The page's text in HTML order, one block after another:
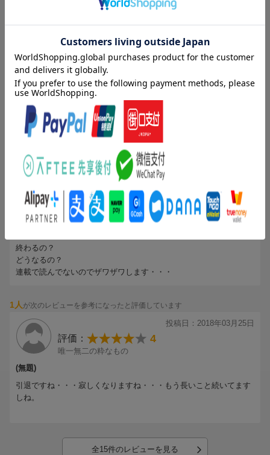
帰り道
布団の中で
投稿日：2018年03月18日
評価：
セラフィーム
悲しい大転換期になりえるのか？？？
書籍・漫画類を含めてですが、これまで優に万単位の本を所有して
きました。 そんな中、はじめの一歩は丁度学生時代、まだ内容が一
歩が日本チャンプになる前位に面白さに気がつき、コミックスを蒐
集してきた経緯が有ります。
高校位からマガジンに転向を図った時期も有りました。
ゴンザレス戦が行われる前の、いくつかの防衛戦やゲドーやウォー
リー等のアジア圏のチャンピオンに挑んでいたころは、正直迂回ル
ートも甚だしい感じで、だれている部分も散見されていましたが、
ゴンザレス戦から、、目が離せなくなり、ここ数巻は全て発売日前
後に購入することが多くなりました。
１２０巻は一歩にとって、鴨川会長にとって、無論ファンである読
者にとってかなり残酷な結末となります・・・
試合中、一歩が自分の躰の変調を独白しているシーン、鴨川会長に
読み終えたときはショックはかなり大きかったですが、現在では
と一歩に感謝とねぎらいの言葉をただただかけたいだけです(´;ω;｀)
しかしながら、１１９巻のレビューでも書かせていただいたのです
が、幾らウォーリー戦においてミゲールからの警告伏線からの流れ
は個人的には納得できるのですが、如何せんこのまま引退してしま
理由としては、勝ち負けは別として、会長に二人の努力の結晶であ
った 新型デンプシーロールを見せてない・リカルド・マルチネスは
出来るだけ、マガジン本誌もリアルタイムで追いかけていくつもり
ですが、伊達さんのように、年単位でブランクが出来ても、何とか
もっと見る
が次のレビューを参考になったと評価しています
評価： 5
portwave2001
終わるの？
どうなるの？
連載で読んでないのでザワザワします・・・
1人 が次のレビューを参考になったと評価しています
投稿日：2018年03月25日
評価： 4
唯一無二の粋なもの
(無題)
引退ですね・・・寂しくなりますね・・・もう長いこと続いてます
しね。
全15件のレビューを見る